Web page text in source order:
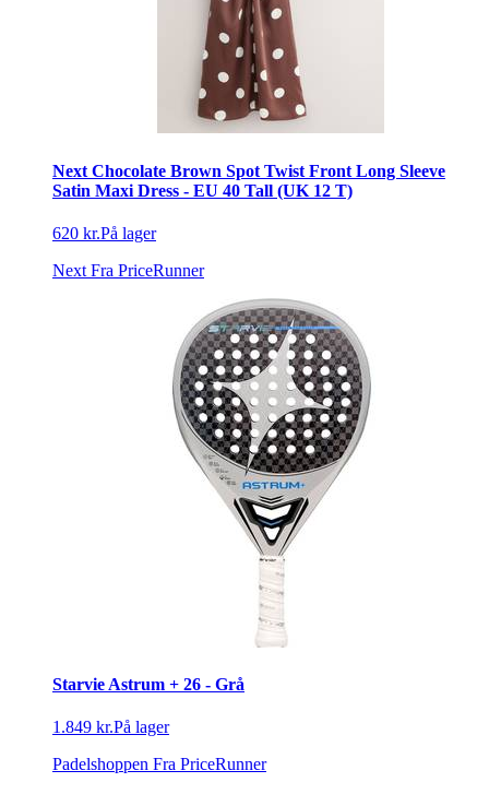
Next Chocolate Brown Spot Twist Front Long Sleeve
Satin Maxi Dress - EU 40 Tall (UK 12 T)
620 kr.På lager
Next Fra PriceRunner
Starvie Astrum + 26 - Grå
1.849 kr.På lager
Padelshoppen Fra PriceRunner